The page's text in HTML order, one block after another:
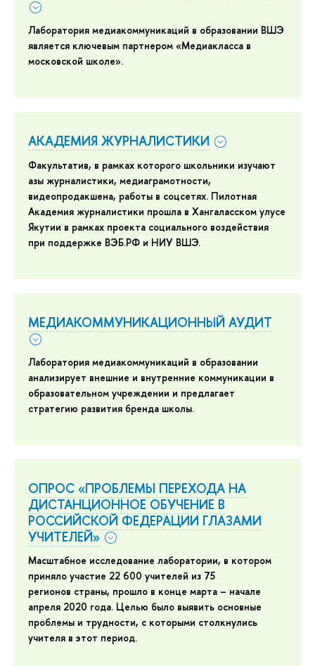
Лаборатория медиакоммуникаций в образовании ВШЭ
является ключевым партнером «Медиакласса в
московской школе».
АКАДЕМИЯ ЖУРНАЛИСТИКИ
Факультатив, в рамках которого школьники изучают
азы журналистики, медиаграмотности,
видеопродакшена, работы в соцсетях. Пилотная
Академия журналистики прошла в Хангаласском улусе
Якутии в рамках проекта социального воздействия
при поддержке ВЭБ.РФ и НИУ ВШЭ.
МЕДИАКОММУНИКАЦИОННЫЙ АУДИТ
Лаборатория медиакоммуникаций в образовании
анализирует внешние и внутренние коммуникации в
образовательном учреждении и предлагает
стратегию развития бренда школы.
ОПРОС «ПРОБЛЕМЫ ПЕРЕХОДА НА
ДИСТАНЦИОННОЕ ОБУЧЕНИЕ В
РОССИЙСКОЙ ФЕДЕРАЦИИ ГЛАЗАМИ
УЧИТЕЛЕЙ»
Масштабное исследование лаборатории, в котором
приняло участие 22 600 учителей из 75
регионов страны, прошло в конце марта – начале
апреля 2020 года. Целью было выявить основные
проблемы и трудности, с которыми столкнулись
учителя в этот период.